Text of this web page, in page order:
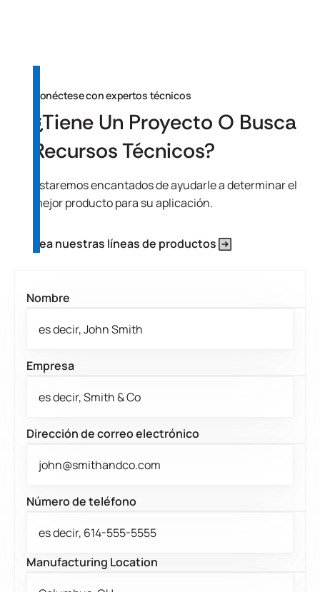
Conéctese con expertos técnicos
¿Tiene Un Proyecto O Busca
Recursos Técnicos?
Estaremos encantados de ayudarle a determinar el
mejor producto para su aplicación.
Vea nuestras líneas de productos
Nombre
Empresa
Dirección de correo electrónico
Número de teléfono
Manufacturing Location